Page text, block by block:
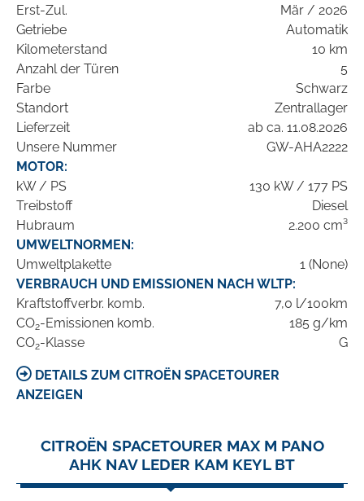
Erst-Zul.
Mär / 2026
Getriebe
Automatik
Kilometerstand
10 km
Anzahl der Türen
5
Farbe
Schwarz
Standort
Zentrallager
Lieferzeit
ab ca. 11.08.2026
Unsere Nummer
GW-AHA2222
MOTOR:
kW / PS
130 kW / 177 PS
Treibstoff
Diesel
Hubraum
2.200 cm³
UMWELTNORMEN:
Umweltplakette
1 (None)
VERBRAUCH UND EMISSIONEN NACH WLTP:
Kraftstoffverbr. komb.
7,0 l/100km
CO2-Emissionen komb.
185 g/km
CO2-Klasse G
DETAILS ZUM CITROËN SPACETOURER
ANZEIGEN
CITROËN SPACETOURER MAX M PANO
AHK NAV LEDER KAM KEYL BT